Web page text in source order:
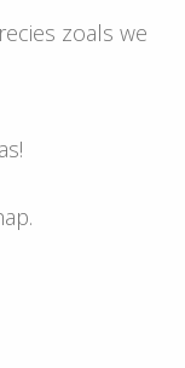
zoals we